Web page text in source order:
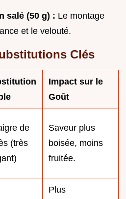
salé (50 g) : Le montage
et le velouté.
Clés
Impact sur le
Goût
de
(très
Saveur plus
boisée, moins
fruitée.
Plus